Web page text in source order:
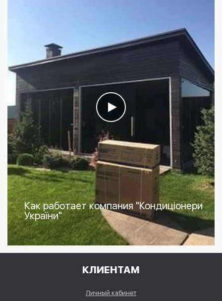
Как работает компания "Кондиціонери
України"
КЛИЕНТАМ
Личный кабинет